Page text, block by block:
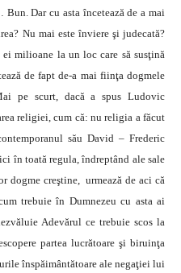
Dar cu asta încetează de a mai
Nu mai este înviere şi judecată?
milioane la un loc care să susţină
de fapt de-a mai fiinţa dogmele
pe scurt, dacă a spus Ludovic
religiei, cum că: nu religia a făcut
său David – Frederic
în toată regula, îndreptând ale sale
creştine, urmează de aci că
trebuie în Dumnezeu cu asta ai
Adevărul ce trebuie scos la
partea lucrătoare şi biruinţa
înspăimântătoare ale negaţiei lui